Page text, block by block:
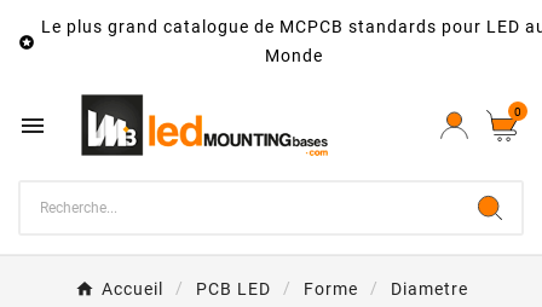

Le plus grand catalogue de MCPCB standards pour LED
Monde
 0
Accueil PCB LED Forme
Diametre